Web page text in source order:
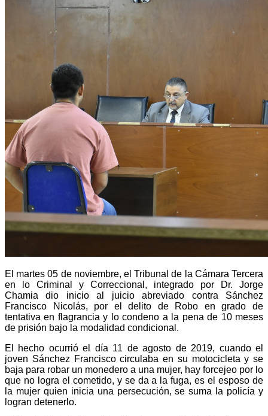
El martes 05 de noviembre, el Tribunal de la Cámara Tercera
en lo Criminal y Correccional, integrado por Dr. Jorge
Chamia dio inicio al juicio abreviado contra Sánchez
Francisco Nicolás, por el delito de Robo en grado de
tentativa en flagrancia y lo condeno a la pena de 10 meses
de prisión bajo la modalidad condicional.
El hecho ocurrió el día 11 de agosto de 2019, cuando el
joven Sánchez Francisco circulaba en su motocicleta y se
baja para robar un monedero a una mujer, hay forcejeo por lo
que no logra el cometido, y se da a la fuga, es el esposo de
la mujer quien inicia una persecución, se suma la policía y
logran detenerlo.